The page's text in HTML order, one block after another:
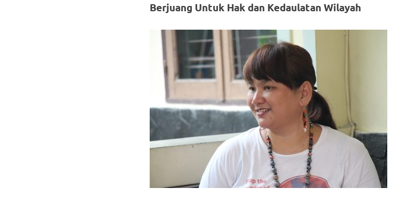
Berjuang Untuk Hak dan Kedaulatan Wilayah